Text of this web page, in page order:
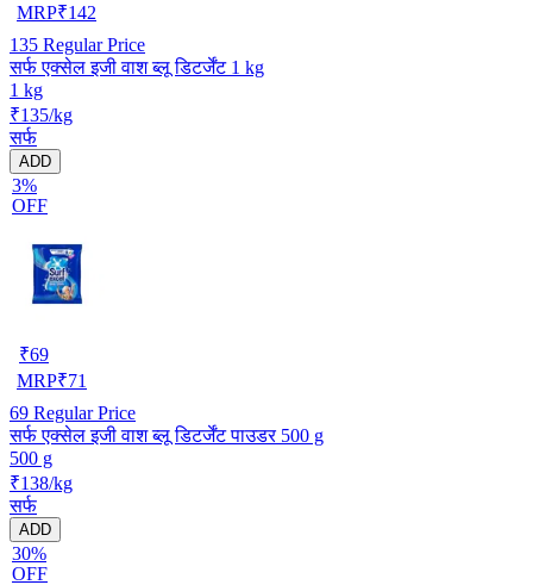
MRP₹142
135 Regular Price
सर्फ एक्सेल इजी वाश ब्लू डिटर्जेंट 1 kg
1 kg
₹135/kg
सर्फ
ADD
3%
OFF
₹69
MRP₹71
69 Regular Price
सर्फ एक्सेल इजी वाश ब्लू डिटर्जेंट पाउडर 500 g
500 g
₹138/kg
सर्फ
ADD
30%
OFF